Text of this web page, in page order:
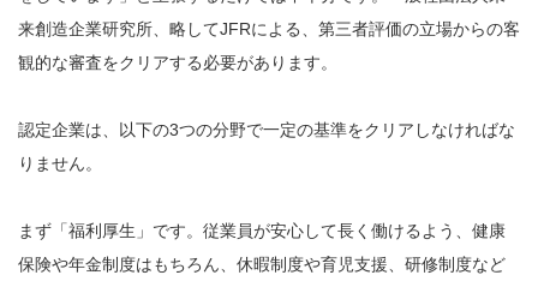
来創造企業研究所、略してJFRによる、第三者評価の立場からの客
観的な審査をクリアする必要があります。
認定企業は、以下の3つの分野で一定の基準をクリアしなければな
りません。
まず「福利厚生」です。従業員が安心して長く働けるよう、健康
保険や年金制度はもちろん、休暇制度や育児支援、研修制度など